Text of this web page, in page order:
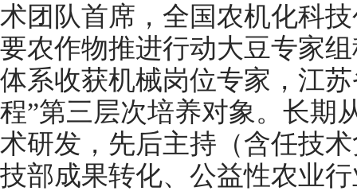
术团队首席，全国农机化科
要农作物推进行动大豆专家
体系收获机械岗位专家，江
程”第三层次培养对象。长期
术研发，先后主持（含任技
技部成果转化、公益性农业